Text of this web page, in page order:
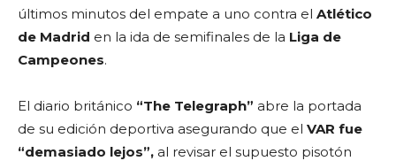
últimos minutos del empate a uno contra el Atlético
de Madrid en la ida de semifinales de la Liga de
Campeones.
El diario británico “The Telegraph” abre la portada
de su edición deportiva asegurando que el VAR fue
“demasiado lejos”, al revisar el supuesto pisotón